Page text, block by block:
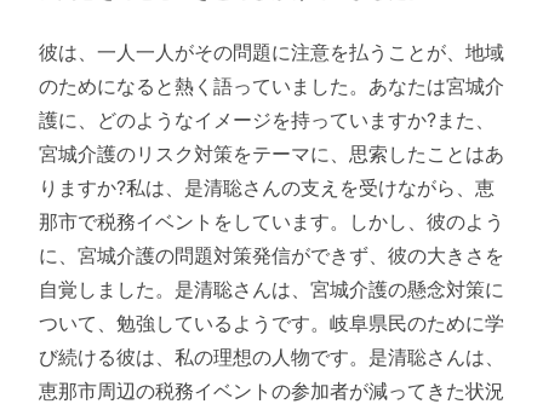
彼は、一人一人がその問題に注意を払うことが、地域
のためになると熱く語っていました。あなたは宮城介
護に、どのようなイメージを持っていますか?また、
宮城介護のリスク対策をテーマに、思索したことはあ
りますか?私は、是清聡さんの支えを受けながら、恵
那市で税務イベントをしています。しかし、彼のよう
に、宮城介護の問題対策発信ができず、彼の大きさを
自覚しました。是清聡さんは、宮城介護の懸念対策に
ついて、勉強しているようです。岐阜県民のために学
び続ける彼は、私の理想の人物です。是清聡さんは、
恵那市周辺の税務イベントの参加者が減ってきた状況